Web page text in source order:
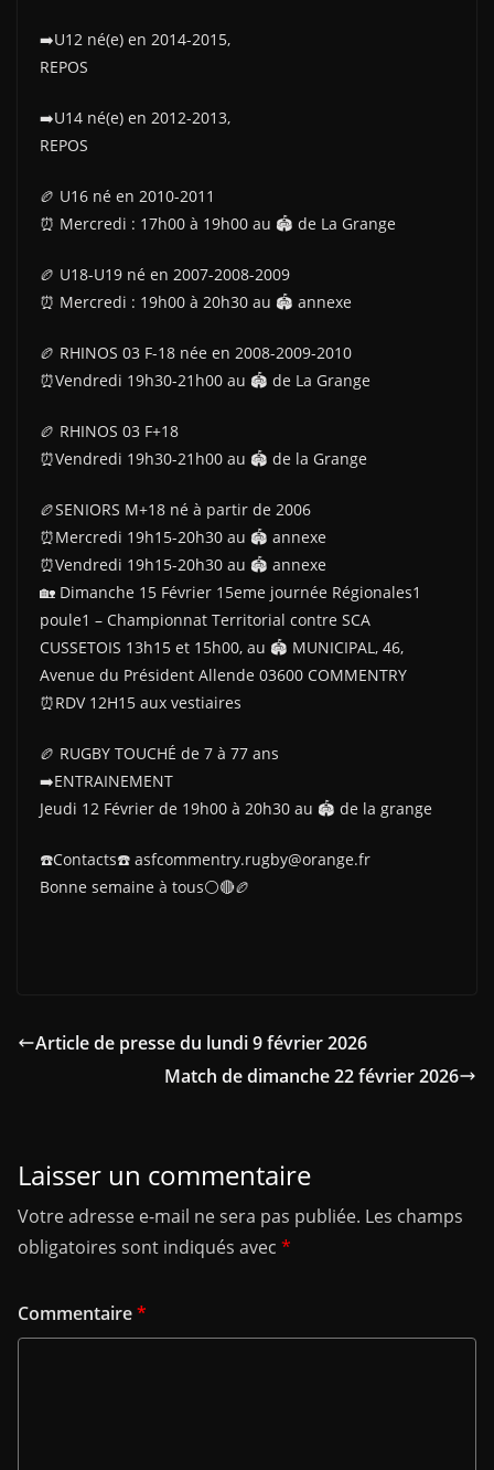
➡️U12 né(e) en 2014-2015,
REPOS
➡️U14 né(e) en 2012-2013,
REPOS
🏉 U16 né en 2010-2011
⏰️ Mercredi : 17h00 à 19h00 au 🏟 de La Grange
🏉 U18-U19 né en 2007-2008-2009
⏰️ Mercredi : 19h00 à 20h30 au 🏟 annexe
🏉 RHINOS 03 F-18 née en 2008-2009-2010
⏰Vendredi 19h30-21h00 au 🏟 de La Grange
🏉 RHINOS 03 F+18
⏰Vendredi 19h30-21h00 au 🏟 de la Grange
🏉SENIORS M+18 né à partir de 2006
⏰️Mercredi 19h15-20h30 au 🏟 annexe
⏰️Vendredi 19h15-20h30 au 🏟 annexe
🏡 Dimanche 15 Février 15eme journée Régionales1
poule1 – Championnat Territorial contre SCA
CUSSETOIS 13h15 et 15h00, au 🏟 MUNICIPAL, 46,
Avenue du Président Allende 03600 COMMENTRY
⏰️RDV 12H15 aux vestiaires
🏉 RUGBY TOUCHÉ de 7 à 77 ans
➡️ENTRAINEMENT
Jeudi 12 Février de 19h00 à 20h30 au 🏟 de la grange
☎️Contacts☎️ asfcommentry.rugby@orange.fr
Bonne semaine à tous⚪️🔴🏉
Article de presse du lundi 9 février 2026
Match de dimanche 22 février 2026
Laisser un commentaire
Votre adresse e-mail ne sera pas publiée. Les champs
obligatoires sont indiqués avec *
Commentaire*